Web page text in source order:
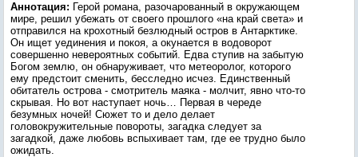
Аннотация: Герой романа, разочарованный в окружающем
мире, решил убежать от своего прошлого «на край света» и
отправился на крохотный безлюдный остров в Антарктике.
Он ищет уединения и покоя, а окунается в водоворот
совершенно невероятных событий. Едва ступив на забытую
Богом землю, он обнаруживает, что метеоролог, которого
ему предстоит сменить, бесследно исчез. Единственный
обитатель острова - смотритель маяка - молчит, явно что-то
скрывая. Но вот наступает ночь… Первая в череде
безумных ночей! Сюжет то и дело делает
головокружительные повороты, загадка следует за
загадкой, даже любовь вспыхивает там, где ее трудно было
ожидать.